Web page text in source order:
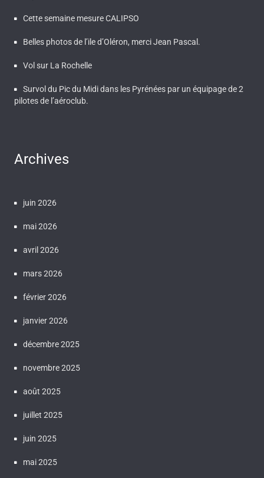
Cette semaine mesure CALIPSO
Belles photos de l’ile d’Oléron, merci Jean Pascal.
Vol sur La Rochelle
Survol du Pic du Midi dans les Pyrénées par un équipage de 2
pilotes de l’aéroclub.
Archives
juin 2026
mai 2026
avril 2026
mars 2026
février 2026
janvier 2026
décembre 2025
novembre 2025
août 2025
juillet 2025
juin 2025
mai 2025